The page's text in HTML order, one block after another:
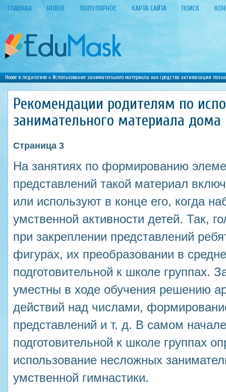
ГЛАВНАЯ НОВОЕ ПОПУЛЯРНОЕ КАРТА САЙТА ПОИСК
Новое в педагогике»Использование занимательного материала как средства активизации
Рекомендации родителям по
занимательного материала дома
Страница 3
На занятиях по формированию
представлений такой материал
или используют в конце его, когда
умственной активности детей. Так,
при закреплении представлений
фигурах, их преобразовании в
подготовительной к школе группах.
уместны в ходе обучения решению
действий над числами,
представлений и т. д. В самом
подготовительной к школе группах
использование несложных
умственной гимнастики.